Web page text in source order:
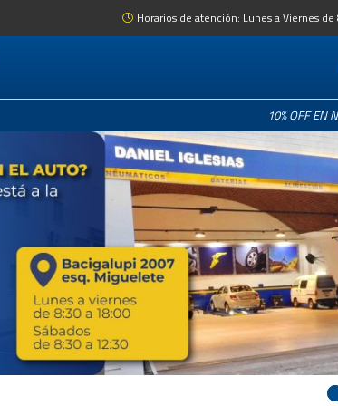
Horarios de atención: Lunes a Viernes
10% OFF EN